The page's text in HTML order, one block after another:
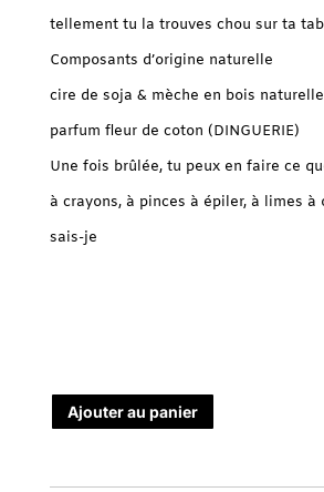
tellement tu la trouves chou sur ta
Composants d’origine naturelle
cire de soja & mèche en bois naturelle
parfum fleur de coton (DINGUERIE)
Une fois brûlée, tu peux en faire ce
à crayons, à pinces à épiler, à limes à
sais-je
Ajouter au panier